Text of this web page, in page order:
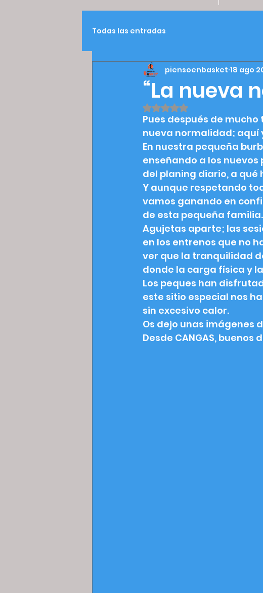
Todas las entradas
“La nueva
piensoenbasket 18 ago
Obtuvo NaN de 5 estrellas.
Pues después de
nueva normalidad; aquí
En nuestra pequeña
enseñando a los
del planing diario, a
Y aunque respetando
vamos ganando en
de esta pequeña familia.
Agujetas aparte; las
en los entrenos que no
ver que la tranquilidad
donde la carga física y
Los peques han
este sitio especial nos
sin excesivo calor.
Os dejo unas imágenes
Desde CANGAS, buenos